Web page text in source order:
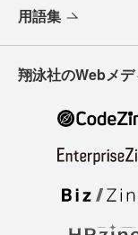
用語集
翔泳社のWebメ